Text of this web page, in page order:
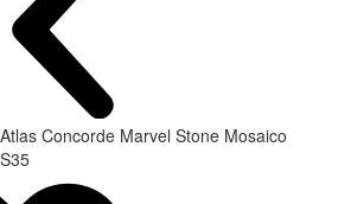
Concorde Marvel Stone Mosaico